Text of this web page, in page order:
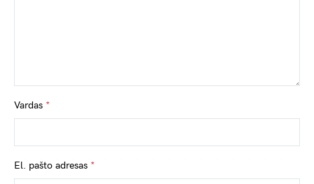
Vardas *
El. pašto adresas *